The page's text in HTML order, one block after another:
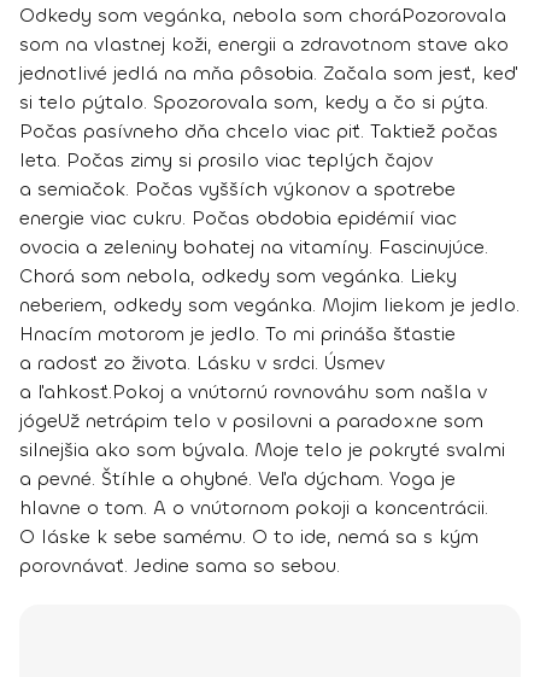
Odkedy som vegánka, nebola som choráPozorovala
som na vlastnej koži, energii a zdravotnom stave ako
jednotlivé jedlá na mňa pôsobia. Začala som jesť, keď
si telo pýtalo. Spozorovala som, kedy a čo si pýta.
Počas pasívneho dňa chcelo viac piť. Taktiež počas
leta. Počas zimy si prosilo viac teplých čajov
a semiačok. Počas vyšších výkonov a spotrebe
energie viac cukru. Počas obdobia epidémií viac
ovocia a zeleniny bohatej na vitamíny. Fascinujúce.
Chorá som nebola, odkedy som vegánka. Lieky
neberiem, odkedy som vegánka. Mojim liekom je jedlo.
Hnacím motorom je jedlo. To mi prináša šťastie
a radosť zo života. Lásku v srdci. Úsmev
a ľahkosť.Pokoj a vnútornú rovnováhu som našla v
jógeUž netrápim telo v posilovni a paradoxne som
silnejšia ako som bývala. Moje telo je pokryté svalmi
a pevné. Štíhle a ohybné. Veľa dýcham. Yoga je
hlavne o tom. A o vnútornom pokoji a koncentrácii.
O láske k sebe samému. O to ide, nemá sa s kým
porovnávať. Jedine sama so sebou.